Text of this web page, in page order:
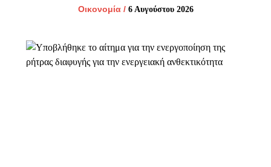
Οικονομία/ 6 Αυγούστου 2026